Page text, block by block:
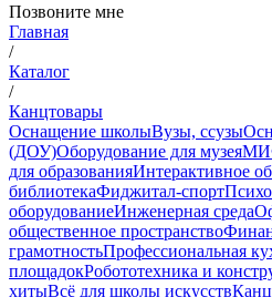
Позвоните мне
Главная
/
Каталог
/
Канцтовары
Оснащение школыВузы, ссузы
(ДОУ)Оборудование для музея
для образованияИнтерактивное
библиотекаФиджитал-спорт
оборудованиеИнженерная среда
общественное пространство
грамотностьПрофессиональная
площадокРобототехника и
хитыВсё для школы искусств